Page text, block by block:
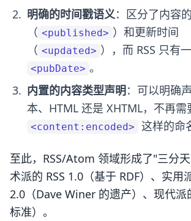
明确的时间戳语义：区分了内容
（ <published> ）和更新时间
（ <updated> ），而 RSS 只有
<pubDate> 。
内置的内容类型声明：可以明确
本、HTML 还是 XHTML，不再需
<content:encoded> 这样的命
至此，RSS/Atom 领域形成了"三分
术派的 RSS 1.0（基于 RDF）、实用
2.0（Dave Winer 的遗产）、现代派
标准）。